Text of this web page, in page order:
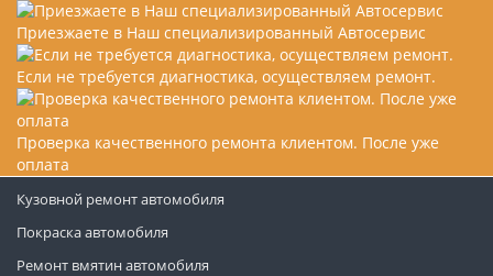
Приезжаете в Наш специализированный Автосервис
Если не требуется диагностика, осуществляем ремонт.
Проверка качественного ремонта клиентом. После уже
оплата
Кузовной ремонт автомобиля
Покраска автомобиля
Ремонт вмятин автомобиля